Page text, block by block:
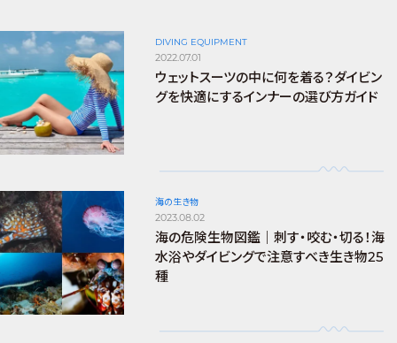
DIVING EQUIPMENT
2022.07.01
ウェットスーツの中に何を着る？ダイビン
グを快適にするインナーの選び方ガイド
海の生き物
2023.08.02
海の危険生物図鑑｜刺す・咬む・切る！海
水浴やダイビングで注意すべき生き物25
種